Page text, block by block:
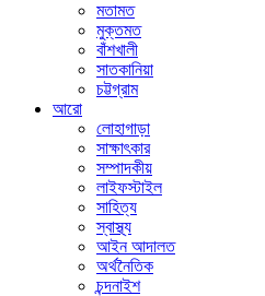
মতামত
মুক্তমত
বাঁশখালী
সাতকানিয়া
চট্টগ্রাম
আরো
লোহাগাড়া
সাক্ষাৎকার
সম্পাদকীয়
লাইফস্টাইল
সাহিত্য
স্বাস্থ্য
আইন আদালত
অর্থনৈতিক
চন্দনাইশ